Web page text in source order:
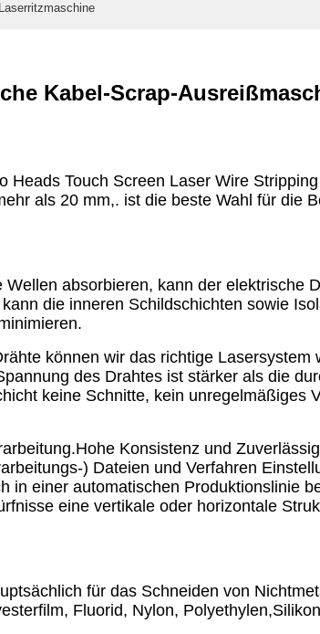
Kabel-Scrap-
Heads Touch Screen Laser Wire
als 20 mm,. ist die beste Wahl für die
absorbieren, kann der elektrische
die inneren Schildschichten sowie
können wir das richtige
des Drahtes ist stärker als die
keine Schnitte, kein unregelmäßiges
Konsistenz und
) Dateien und Verfahren
in einer automatischen Produktionslinie
eine vertikale oder horizontale
für das Schneiden von
Fluorid, Nylon,